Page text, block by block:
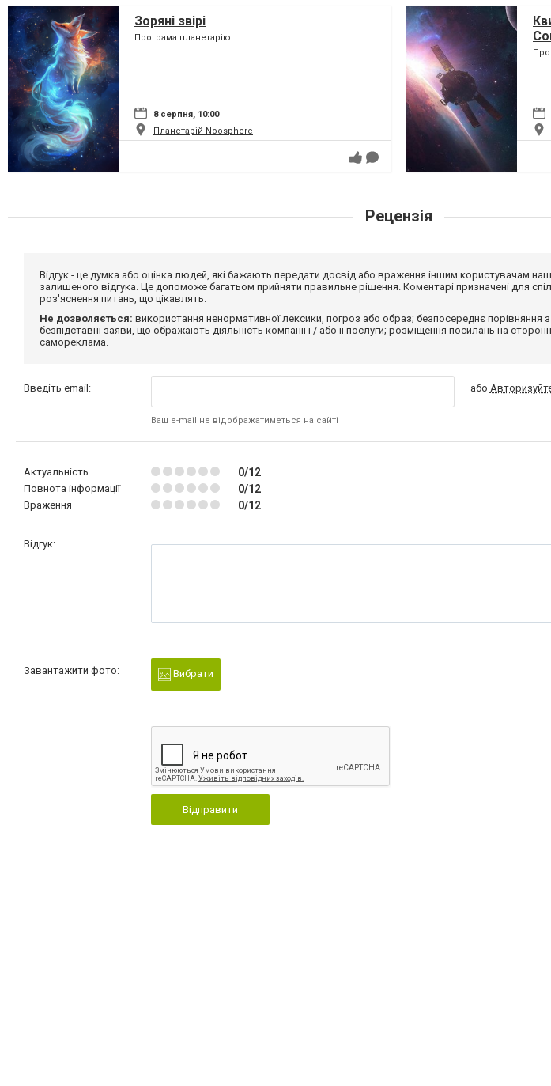
Зоряні звірі
Програма планетарію
8 серпня, 10:00
Планетарій Noosphere
Рецензія
Відгук - це думка або оцінка людей, які бажають передати досвід або враження іншим користувачам
залишеного відгука. Це допоможе багатьом прийняти правильне рішення. Коментарі призначені для
роз'яснення питань, що цікавлять.
Не дозволяється: використання ненормативної лексики, погроз або образ; безпосереднє порівняння
безпідставні заяви, що ображають діяльність компанії і / або її послуги; розміщення посилань на
самореклама.
Введіть email:
Ваш e-mail не відображатиметься на сайті
або
Актуальність 0/12
Повнота інформації 0/12
Враження 0/12
Відгук:
Завантажити фото: Вибрати
Відправити